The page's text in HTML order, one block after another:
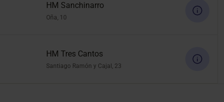
HM Sanchinarro
Oña, 10
HM Tres Cantos
Santiago Ramón y Cajal, 23